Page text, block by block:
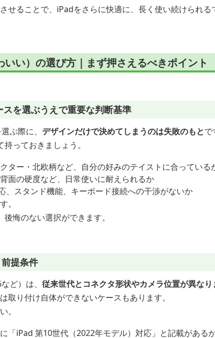
せることで、iPadをさらに快適に、長く使い続けられる
い）の選び方｜まず押さえるべきポイント
を選ぶうえで重要な判断基準
ぶ際に、 デザインだけで決めてしまうのは失敗のもとで
っておきましょう。
ター・北欧柄など、自分の好みのテイストに合っている
面の硬度など、日常使いに耐えられるか
、スタンド機能、キーボード接続への干渉がないか
。
悔のない選択ができます。
提条件
ど）は、 従来世代とコネクタ形状やカメラ位置が異なり
取り付け自体ができないケースもあります。
。
「iPad 第10世代（2022年モデル）対応」と記載がある